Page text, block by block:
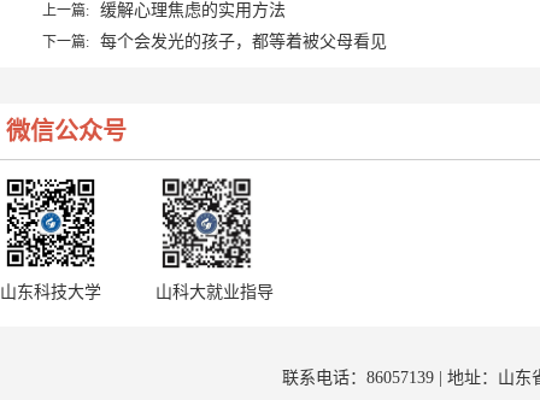
上一篇: 缓解心理焦虑的实用方法
下一篇: 每个会发光的孩子，都等着被父母看见
微信公众号
山东科技大学 山科大就业指导
联系电话：86057139 | 地址：山